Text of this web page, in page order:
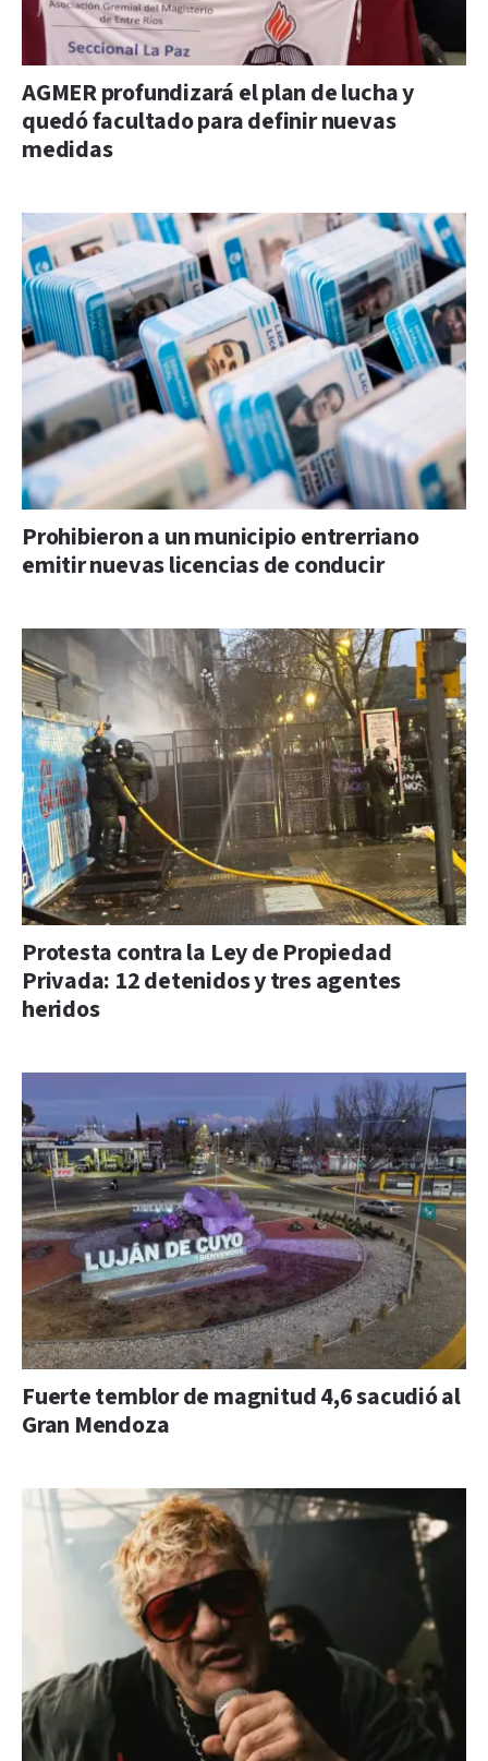
AGMER profundizará el plan de lucha y
quedó facultado para definir nuevas
medidas
Prohibieron a un municipio entrerriano
emitir nuevas licencias de conducir
Protesta contra la Ley de Propiedad
Privada: 12 detenidos y tres agentes
heridos
Fuerte temblor de magnitud 4,6 sacudió al
Gran Mendoza